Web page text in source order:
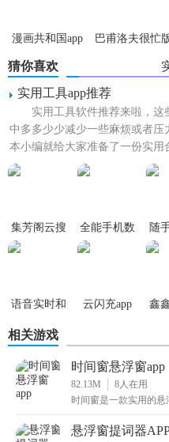
漫画共和国app
官方版
巴甫洛夫很忙
猜你喜欢
实用工具app推荐
实用工具软件推荐来啦，
中多多少少减少一些麻烦或者压
本小编就给大家准备了一份实
快捷！
集芳阁云搜
全能手机数
随
语音实时和
件
云闪充app 鑫
相关游戏
时间窗悬浮窗app
82.13M 8人在用
时间窗是一款实用的
悬浮窗提词器